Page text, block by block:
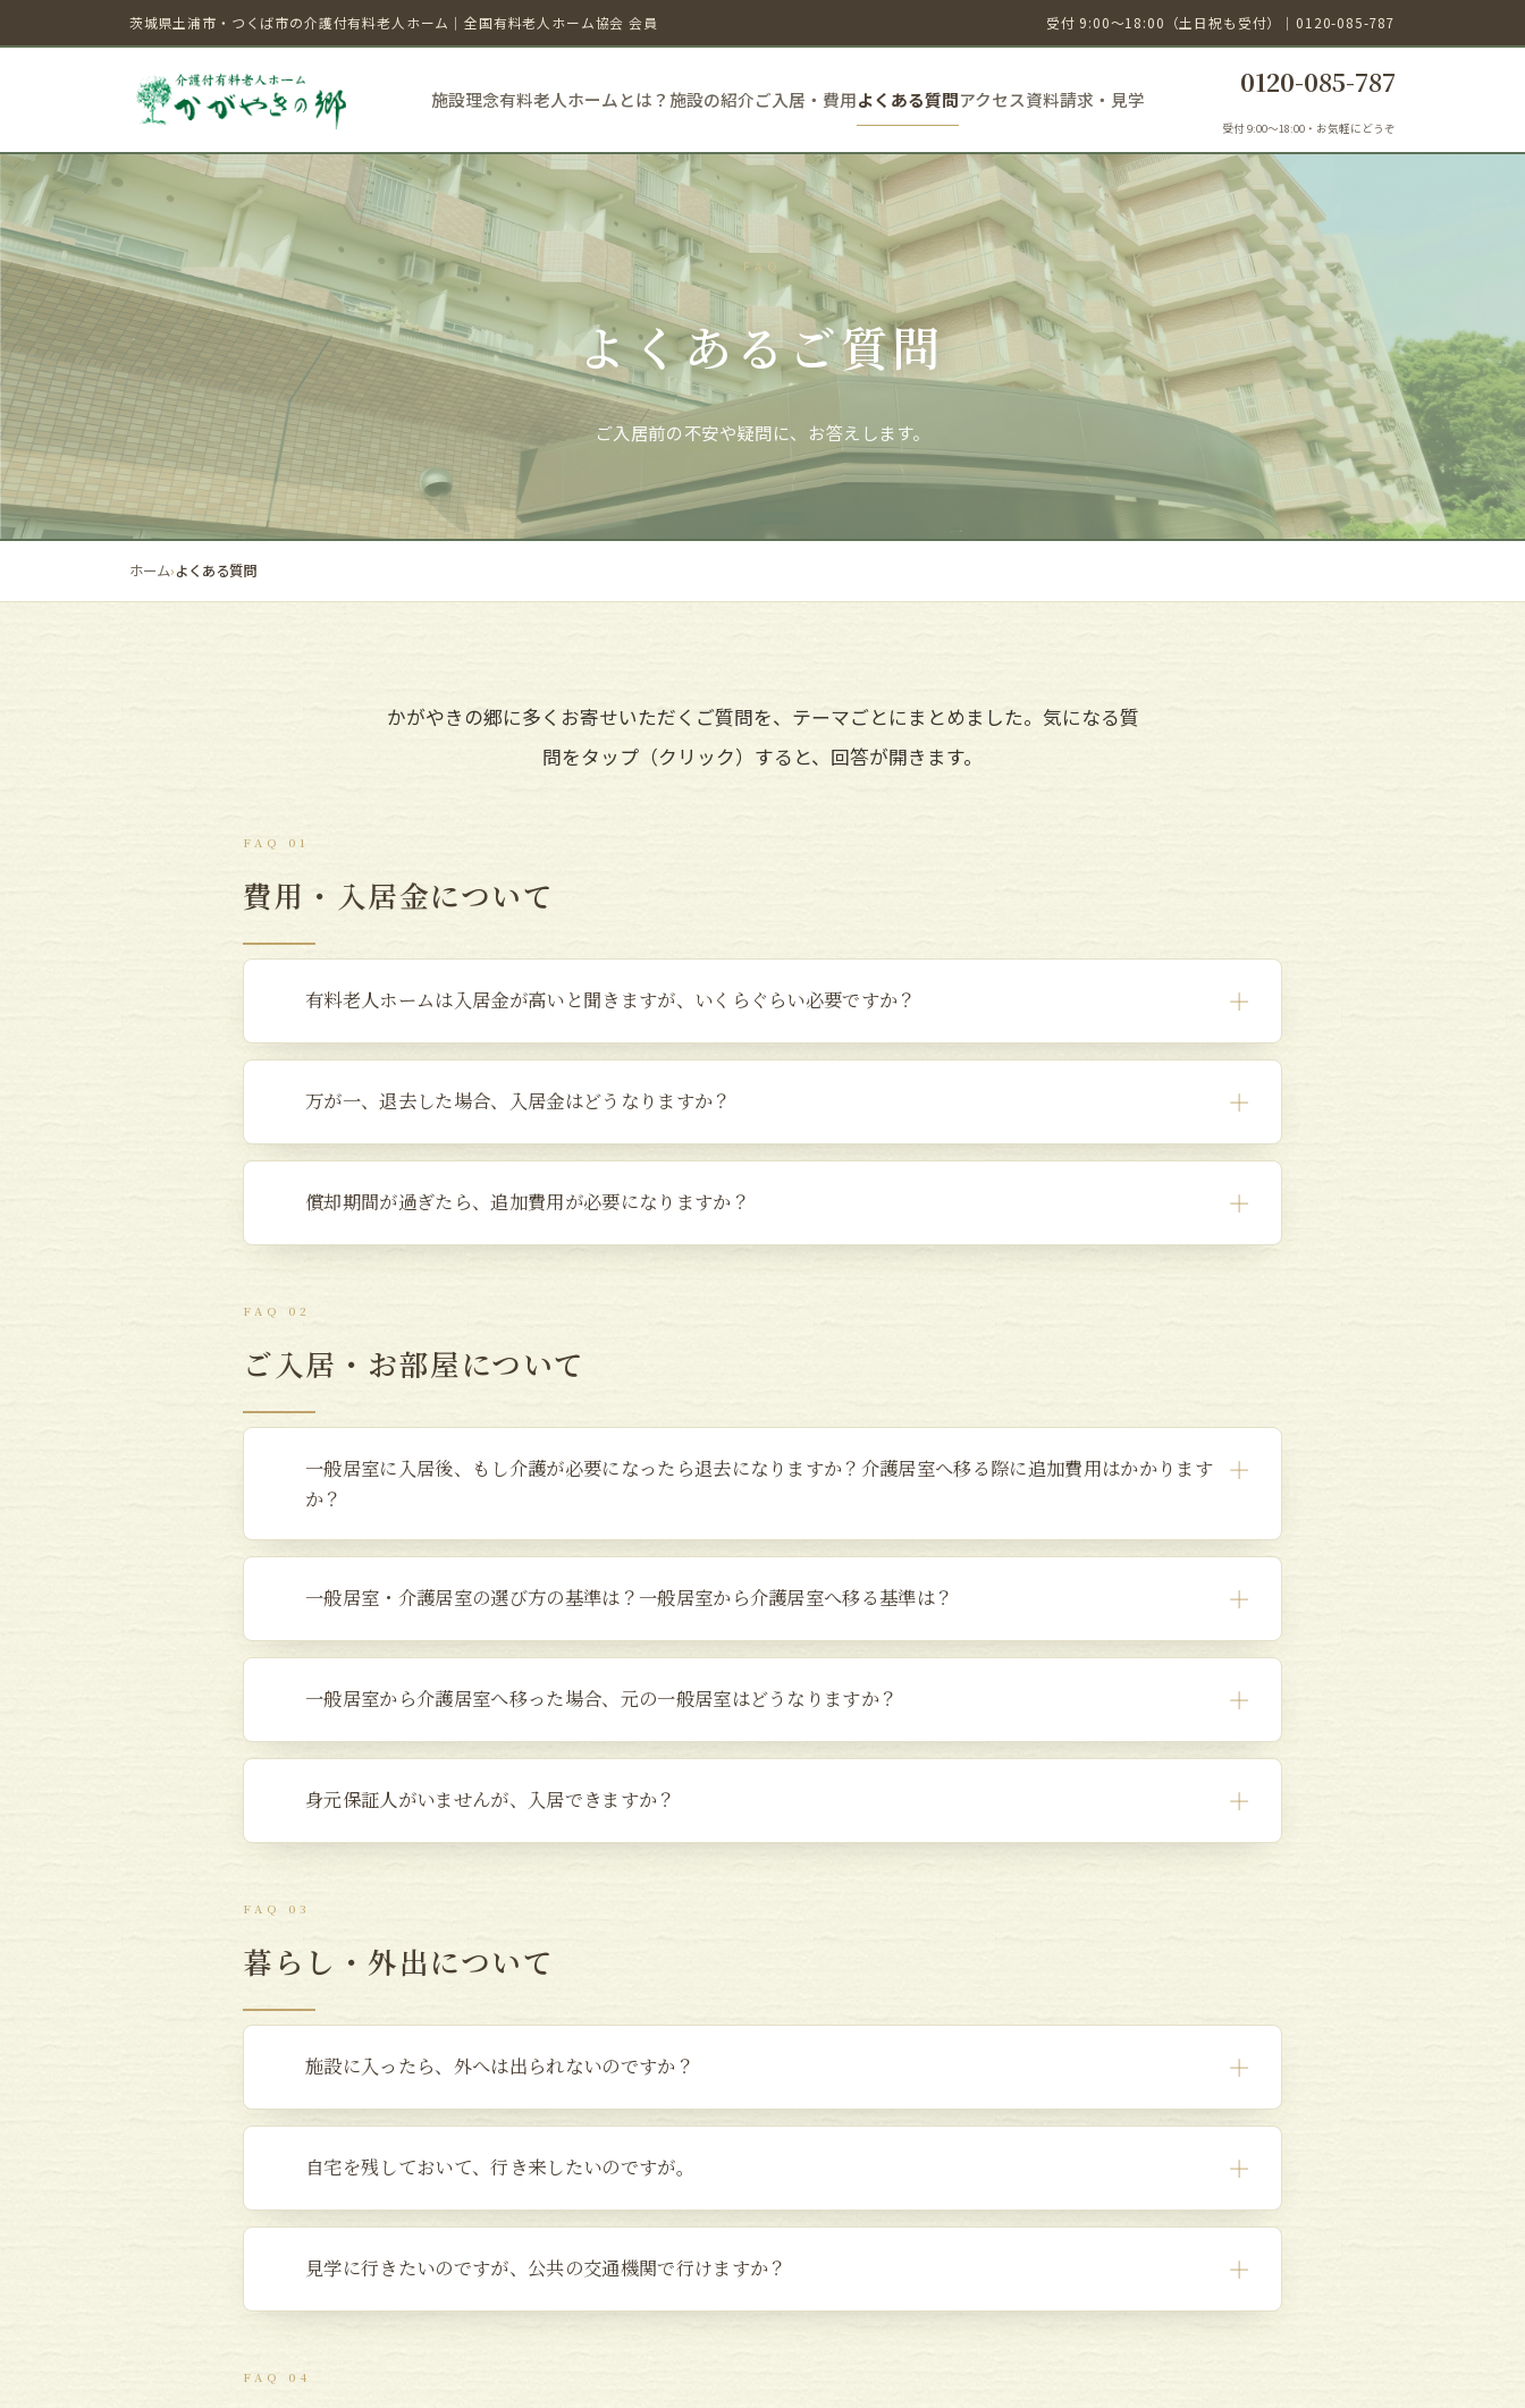
茨城県土浦市・つくば市の介護付有料老人ホーム｜全国有料老人ホーム協会 会員 受付 9:00〜18:00（土日祝も受付）｜ 0120-085-787
施設理念有料老人ホームとは？施設の紹介ご入居・費用よくある質問アクセス資料請求・見学
0120-085-787
受付 9:00〜18:00・お気軽にどうぞ
FAQ
よくあるご質問
ご入居前の不安や疑問に、お答えします。
ホーム よくある質問
かがやきの郷に多くお寄せいただくご質問を、テーマごとにまとめました。気になる質
問をタップ（クリック）すると、回答が開きます。
FAQ 01
費用・入居金について
有料老人ホームは入居金が高いと聞きますが、いくらぐらい必要ですか？ ＋
万が一、退去した場合、入居金はどうなりますか？ ＋
償却期間が過ぎたら、追加費用が必要になりますか？ ＋
FAQ 02
ご入居・お部屋について
一般居室に入居後、もし介護が必要になったら退去になりますか？介護居室へ移る際に追加費用はかかります
か？
＋
一般居室・介護居室の選び方の基準は？一般居室から介護居室へ移る基準は？ ＋
一般居室から介護居室へ移った場合、元の一般居室はどうなりますか？ ＋
身元保証人がいませんが、入居できますか？ ＋
FAQ 03
暮らし・外出について
施設に入ったら、外へは出られないのですか？ ＋
自宅を残しておいて、行き来したいのですが。 ＋
見学に行きたいのですが、公共の交通機関で行けますか？ ＋
FAQ 04